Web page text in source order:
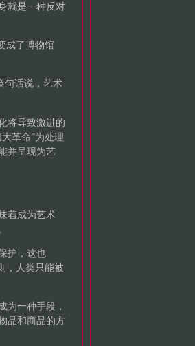
就是一种反对
成了博物馆
句话说，艺术
将导致激进的
革命”为处理
并呈现为艺
着成为艺术
护，这也
，人类只能被
为一种手段，
品和商品的方